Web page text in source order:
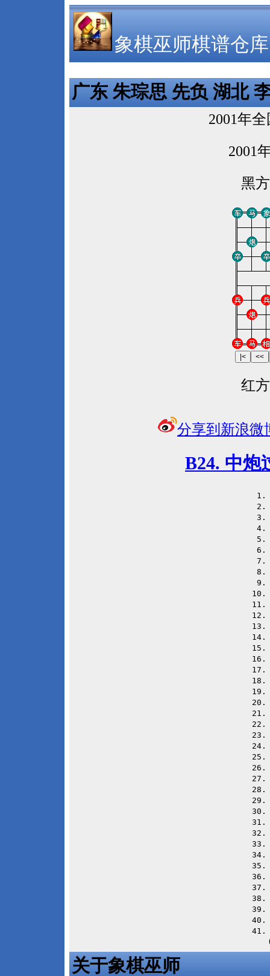
象棋巫师棋谱仓库
广东 朱琮思 先负 湖北
2001年
2001
黑
红
分享到新浪微
B24. 中炮
1.
2.
3.
4.
5.
6.
7.
8.
9.
10.
11.
12.
13.
14.
15.
16.
17.
18.
19.
20.
21.
22.
23.
24.
25.
26.
27.
28.
29.
30.
31.
32.
33.
34.
35.
36.
37.
38.
39.
40.
41.
(
关于象棋巫师